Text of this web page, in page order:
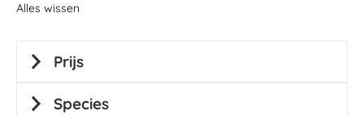
Alles wissen
Prijs
Species